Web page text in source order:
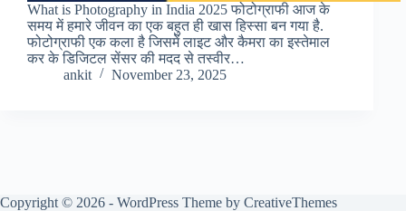
What is Photography in India 2025 फोटोग्राफी आज के
समय में हमारे जीवन का एक बहुत ही खास हिस्सा बन गया है.
फोटोग्राफी एक कला है जिसमें लाइट और कैमरा का इस्तेमाल
कर के डिजिटल सेंसर की मदद से तस्वीर…
ankit
November 23, 2025
Copyright © 2026 - WordPress Theme by CreativeThemes